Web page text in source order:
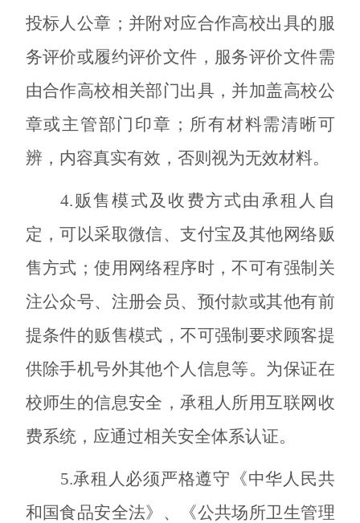
投标人公章；并附对应合作高校出具的服
务评价或履约评价文件，服务评价文件需
由合作高校相关部门出具，并加盖高校公
章或主管部门印章；所有材料需清晰可
辨，内容真实有效，否则视为无效材料。
4.贩售模式及收费方式由承租人自
定，可以采取微信、支付宝及其他网络贩
售方式；使用网络程序时，不可有强制关
注公众号、注册会员、预付款或其他有前
提条件的贩售模式，不可强制要求顾客提
供除手机号外其他个人信息等。为保证在
校师生的信息安全，承租人所用互联网收
费系统，应通过相关安全体系认证。
5.承租人必须严格遵守《中华人民共
和国食品安全法》、《公共场所卫生管理